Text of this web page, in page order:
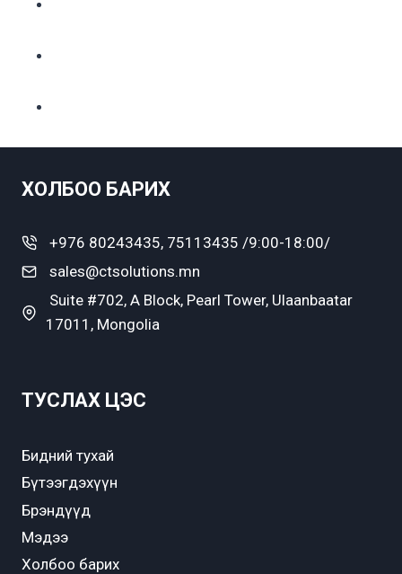
ХОЛБОО БАРИХ
+976 80243435, 75113435 /9:00-18:00/
sales@ctsolutions.mn
Suite #702, A Block, Pearl Tower, Ulaanbaatar
17011, Mongolia
ТУСЛАХ ЦЭС
Бидний тухай
Бүтээгдэхүүн
Брэндүүд
Мэдээ
Холбоо барих